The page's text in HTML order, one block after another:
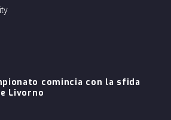
comincia con la sfida
Livorno